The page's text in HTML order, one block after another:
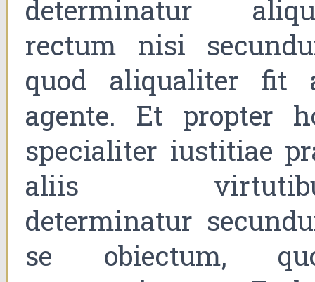
determinatur
rectum nisi
quod aliqualiter fit
agente. Et propter
specialiter iustitiae
aliis
determinatur
se obiectum,